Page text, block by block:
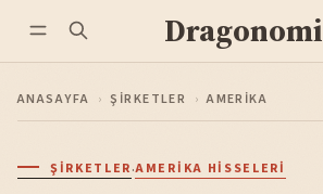
Dragonomi
ANASAYFA › ŞIRKETLER › AMERIKA
ŞIRKETLER·AMERIKA HISSELERI